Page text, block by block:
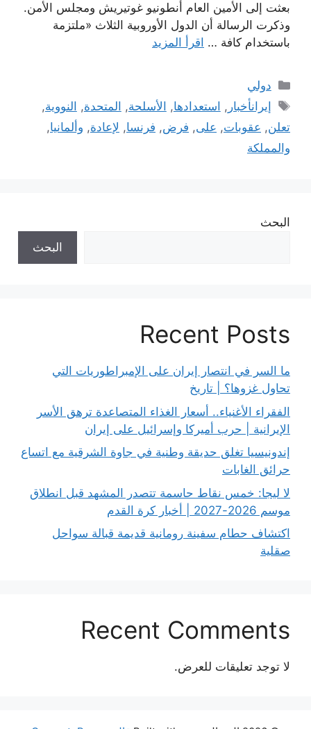
بعثت إلى الأمين العام أنطونيو غوتيريش ومجلس الأمن.
وذكرت الرسالة أن الدول الأوروبية الثلاث «ملتزمة
باستخدام كافة … اقرأ المزيد
التصنيفات
دولي
الوسوم
إيرانأخبار , استعدادها, الأسلحة, المتحدة, النووية,
تعلن, عقوبات, على, فرض, فرنسا, لإعادة, وألمانيا,
والمملكة
البحث
البحث
Recent Posts
ما السر في انتصار إيران على الإمبراطوريات التي
تحاول غزوها؟ | تاريخ
الفقراء الأغنياء.. أسعار الغذاء المتصاعدة ترهق الأسر
الإيرانية | حرب أميركا وإسرائيل على إيران
إندونيسيا تغلق حديقة وطنية في جاوة الشرقية مع اتساع
حرائق الغابات
لا ليجا: خمس نقاط حاسمة تتصدر المشهد قبل انطلاق
موسم 2026-2027 | أخبار كرة القدم
اكتشاف حطام سفينة رومانية قديمة قبالة سواحل
صقلية
Recent Comments
لا توجد تعليقات للعرض.